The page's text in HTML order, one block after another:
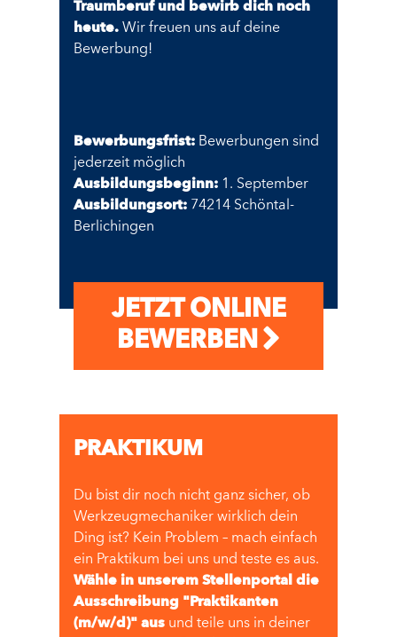
Traumberuf und bewirb dich noch
heute. Wir freuen uns auf deine
Bewerbung!
Bewerbungsfrist: Bewerbungen sind
jederzeit möglich
Ausbildungsbeginn: 1. September
Ausbildungsort: 74214 Schöntal-
Berlichingen
JETZT ONLINE
BEWERBEN
PRAKTIKUM
Du bist dir noch nicht ganz sicher, ob
Werkzeugmechaniker wirklich dein
Ding ist? Kein Problem – mach einfach
ein Praktikum bei uns und teste es aus.
Wähle in unserem Stellenportal die
Ausschreibung "Praktikanten
(m/w/d)" aus und teile uns in deiner